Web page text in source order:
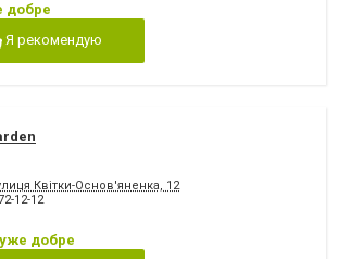
добре
Я рекомендую
Квітки-Основ'яненка, 12
12-12
добре